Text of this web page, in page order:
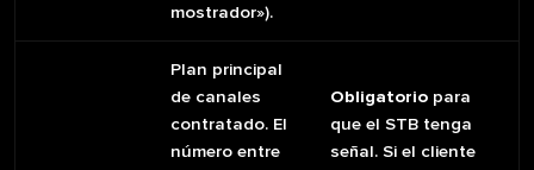
mostrador»).
Plan principal
de canales
contratado. El
número entre
Obligatorio para
que el STB tenga
señal. Si el cliente